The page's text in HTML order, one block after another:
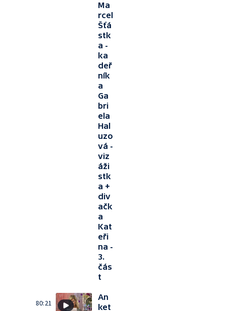
Ma
rcel
Šťá
stk
a -
ka
deř
ník
a
Ga
bri
ela
Hal
uzo
vá -
viz
áži
stk
a +
div
ačk
a
Kat
eři
na -
3.
čás
t
80:21
An
ket